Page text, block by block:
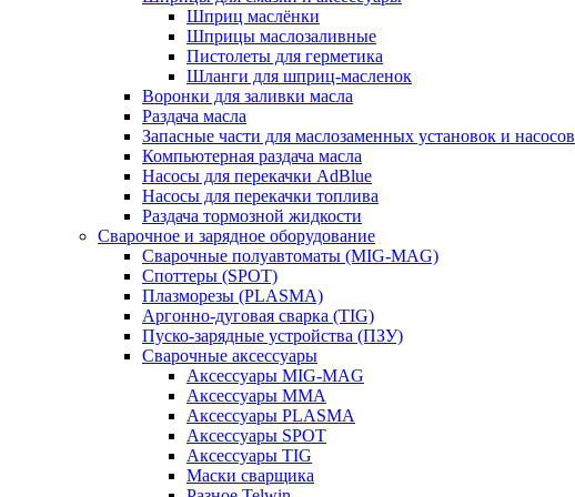
Шприц маслёнки
Шприцы маслозаливные
Пистолеты для герметика
Шланги для шприц-масленок
Воронки для заливки масла
Раздача масла
Запасные части для маслозаменных установок и насосов
Компьютерная раздача масла
Насосы для перекачки AdBlue
Насосы для перекачки топлива
Раздача тормозной жидкости
Сварочное и зарядное оборудование
Сварочные полуавтоматы (MIG-MAG)
Споттеры (SPOT)
Плазморезы (PLASMA)
Аргонно-дуговая сварка (TIG)
Пуско-зарядные устройства (ПЗУ)
Сварочные аксессуары
Аксессуары MIG-MAG
Аксессуары MMA
Аксессуары PLASMA
Аксессуары SPOT
Аксессуары TIG
Маски сварщика